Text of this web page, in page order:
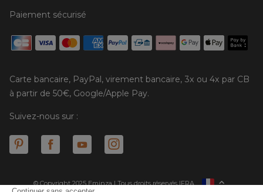
Paiement sécurisé
Carte bancaire, PayPal, virement bancaire, 3x ou 4x par CB
à partir de 50€, Google/Apple Pay.
Suivez-nous sur :
© Copyright 2025 Eminza | Tous droits réservés |
ESPAÑAFRA